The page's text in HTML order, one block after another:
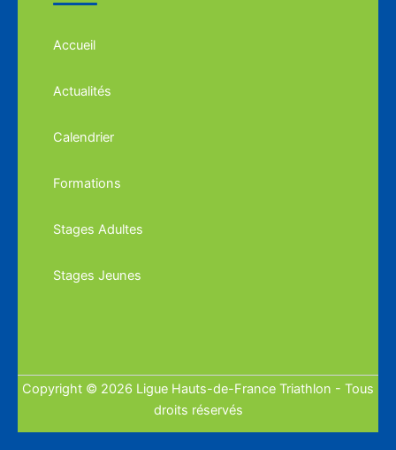
Accueil
Actualités
Calendrier
Formations
Stages Adultes
Stages Jeunes
Copyright © 2026 Ligue Hauts-de-France Triathlon - Tous
droits réservés